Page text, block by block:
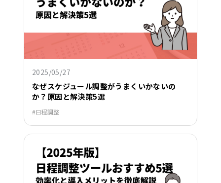
2025/05/27
なぜスケジュール調整がうまくいかないの
か？原因と解決策5選
日程調整